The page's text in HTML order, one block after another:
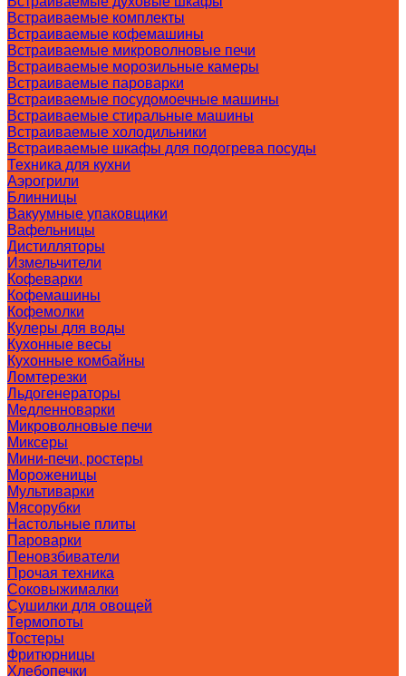
Встраиваемые комплекты
Встраиваемые кофемашины
Встраиваемые микроволновые печи
Встраиваемые морозильные камеры
Встраиваемые пароварки
Встраиваемые посудомоечные машины
Встраиваемые стиральные машины
Встраиваемые холодильники
Встраиваемые шкафы для подогрева посуды
Техника для кухни
Аэрогрили
Блинницы
Вакуумные упаковщики
Вафельницы
Дистилляторы
Измельчители
Кофеварки
Кофемашины
Кофемолки
Кулеры для воды
Кухонные весы
Кухонные комбайны
Ломтерезки
Льдогенераторы
Медленноварки
Микроволновые печи
Миксеры
Мини-печи, ростеры
Мороженицы
Мультиварки
Мясорубки
Настольные плиты
Пароварки
Пеновзбиватели
Прочая техника
Соковыжималки
Сушилки для овощей
Термопоты
Тостеры
Фритюрницы
Хлебопечки